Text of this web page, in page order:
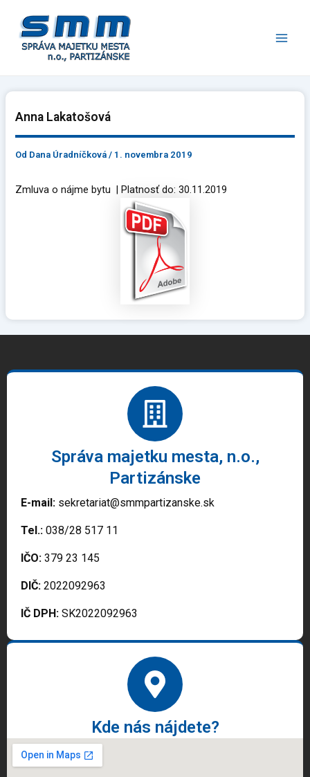
obsah
Anna Lakatošová
Od Dana Úradníčková/ 1. novembra 2019
Zmluva o nájme bytu | Platnosť do: 30.11.2019
Správa majetku mesta, n.o.,
Partizánske
E-mail: sekretariat@smmpartizanske.sk
Tel.: 038/28 517 11
IČO: 379 23 145
DIČ: 2022092963
IČ DPH: SK2022092963
Kde nás nájdete?